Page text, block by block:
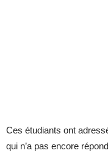
Ces étudiants ont
qui n’a pas encore